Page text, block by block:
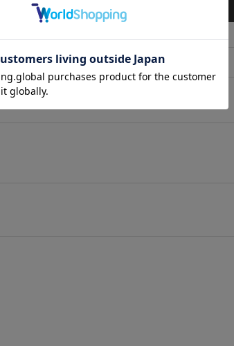
カートに入れる
店舗在庫表示